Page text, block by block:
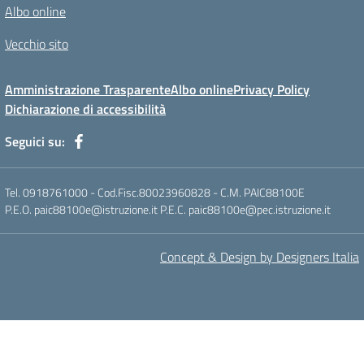
Albo online
Vecchio sito
Amministrazione TrasparenteAlbo onlinePrivacy Policy
Dichiarazione di accessibilità
Seguici su:
Tel. 0918761000 - Cod.Fisc.80023960828 - C.M. PAIC88100E
P.E.O. paic88100e@istruzione.it P.E.C. paic88100e@pec.istruzione.it
Concept & Design by Designers Italia